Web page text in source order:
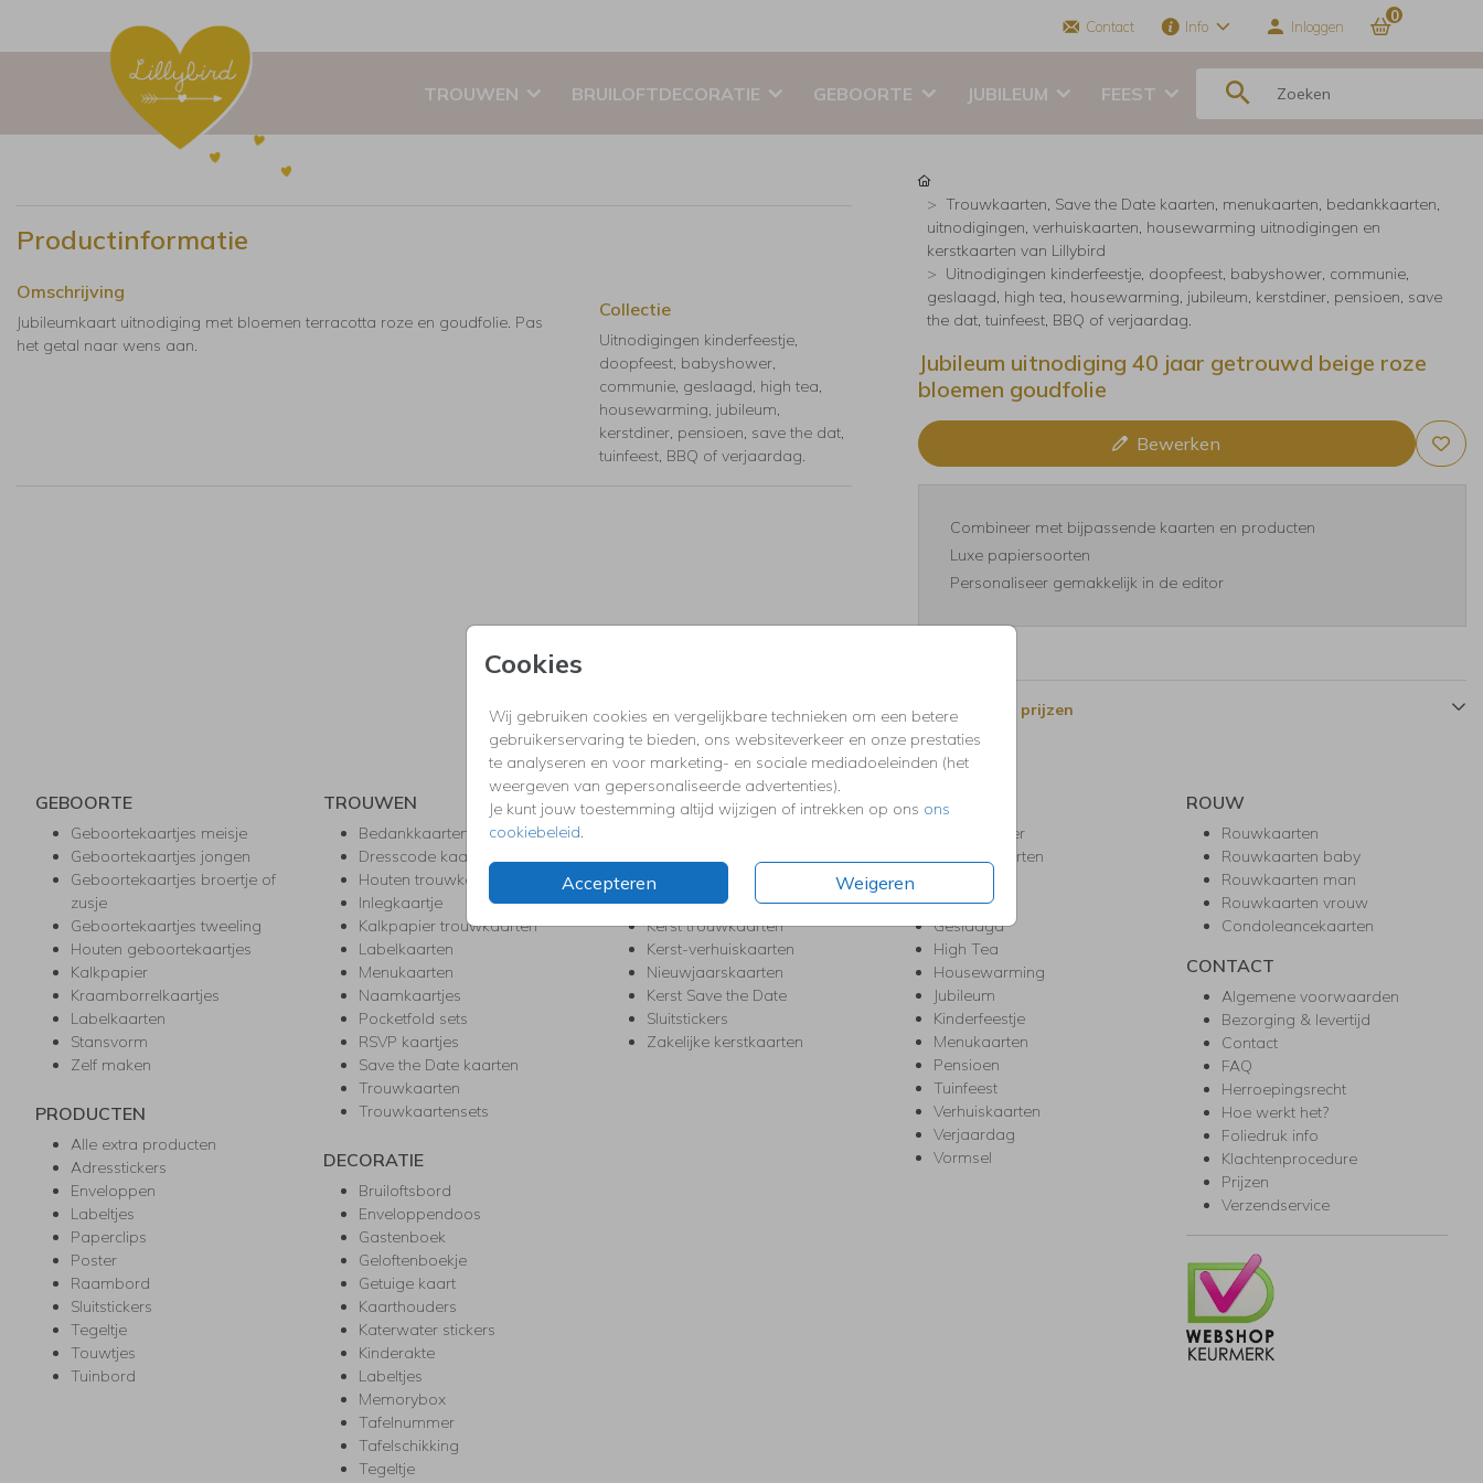
Contact Info Inloggen
0
TROUWEN BRUILOFTDECORATIE GEBOORTE JUBILEUM FEEST
Cookies
Wij gebruiken cookies en vergelijkbare technieken om een betere
gebruikerservaring te bieden, ons websiteverkeer en onze prestaties
te analyseren en voor marketing- en sociale mediadoeleinden (het
weergeven van gepersonaliseerde advertenties).
Je kunt jouw toestemming altijd wijzigen of intrekken op ons ons
cookiebeleid.
Accepteren Weigeren
Productinformatie
Omschrijving
Jubileumkaart uitnodiging met bloemen terracotta roze en goudfolie. Pas
het getal naar wens aan.
Collectie
Uitnodigingen kinderfeestje,
doopfeest, babyshower,
communie, geslaagd, high tea,
housewarming, jubileum,
kerstdiner, pensioen, save the dat,
tuinfeest, BBQ of verjaardag.
Trouwkaarten, Save the Date kaarten, menukaarten, bedankkaarten,
uitnodigingen, verhuiskaarten, housewarming uitnodigingen en
kerstkaarten van Lillybird
Uitnodigingen kinderfeestje, doopfeest, babyshower, communie,
geslaagd, high tea, housewarming, jubileum, kerstdiner, pensioen, save
the dat, tuinfeest, BBQ of verjaardag.
Jubileum uitnodiging 40 jaar getrouwd beige roze
bloemen goudfolie
Bewerken
Combineer met bijpassende kaarten en producten
Luxe papiersoorten
Personaliseer gemakkelijk in de editor
Formaten en prijzen
GEBOORTE
Geboortekaartjes meisje
Geboortekaartjes jongen
Geboortekaartjes broertje of
zusje
Geboortekaartjes tweeling
Houten geboortekaartjes
Kalkpapier
Kraamborrelkaartjes
Labelkaarten
Stansvorm
Zelf maken
PRODUCTEN
Alle extra producten
Adresstickers
Enveloppen
Labeltjes
Paperclips
Poster
Raambord
Sluitstickers
Tegeltje
Touwtjes
Tuinbord
TROUWEN
Bedankkaarten
Dresscode kaartjes
Houten trouwkaarten
Inlegkaartje
Kalkpapier trouwkaarten
Labelkaarten
Menukaarten
Naamkaartjes
Pocketfold sets
RSVP kaartjes
Save the Date kaarten
Trouwkaarten
Trouwkaartensets
DECORATIE
Bruiloftsbord
Enveloppendoos
Gastenboek
Geloftenboekje
Getuige kaart
Kaarthouders
Katerwater stickers
Kinderakte
Labeltjes
Memorybox
Tafelnummer
Tafelschikking
Tegeltje
KERST
Kerstdiner uitnodigingen
Kerstmenukaarten
Kerst trouwkaarten
Kerst-verhuiskaarten
Nieuwjaarskaarten
Kerst Save the Date
Sluitstickers
Zakelijke kerstkaarten
FEEST
Babyshower
Bedankkaarten
Doopsel
Geslaagd
High Tea
Housewarming
Jubileum
Kinderfeestje
Menukaarten
Pensioen
Tuinfeest
Verhuiskaarten
Verjaardag
Vormsel
ROUW
Rouwkaarten
Rouwkaarten baby
Rouwkaarten man
Rouwkaarten vrouw
Condoleancekaarten
CONTACT
Algemene voorwaarden
Bezorging & levertijd
Contact
FAQ
Herroepingsrecht
Hoe werkt het?
Foliedruk info
Klachtenprocedure
Prijzen
Verzendservice